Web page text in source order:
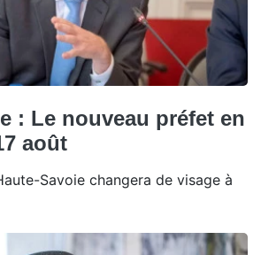
: Le nouveau préfet en
août
Savoie changera de visage à